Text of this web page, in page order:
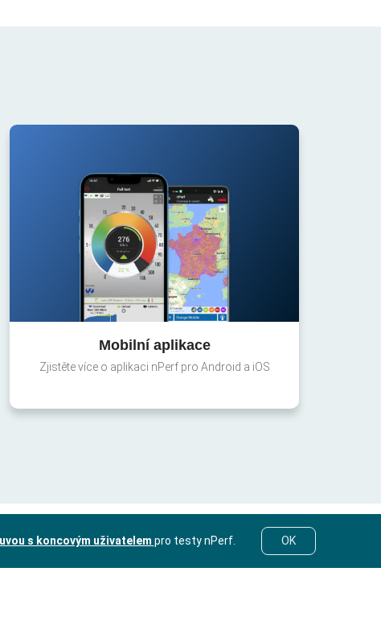
Mobilní aplikace
Zjistěte více o aplikaci nPerf pro Android a iOS
s koncovým uživatelem pro testy nPerf. OK